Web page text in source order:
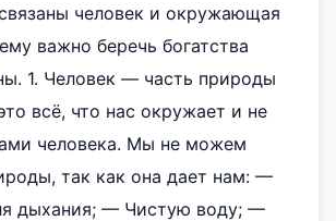
человек и окружающая
важно беречь богатства
1. Человек — часть природы
всё, что нас окружает и не
человека. Мы не можем
так как она дает нам: —
дыхания; — Чистую воду; —